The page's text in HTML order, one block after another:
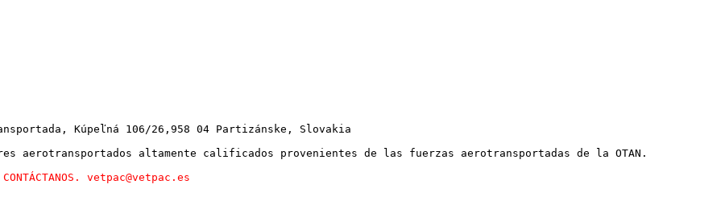
Kúpeľná 106/26,958 04 Partizánske, Slovakia
aerotransportados altamente calificados provenientes de las fuerzas aerotransportadas de la OTAN.
CONTÁCTANOS. vetpac@vetpac.es